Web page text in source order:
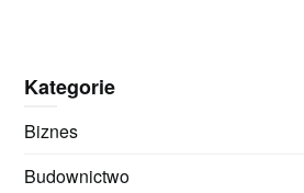
Kategorie
Biznes
Budownictwo